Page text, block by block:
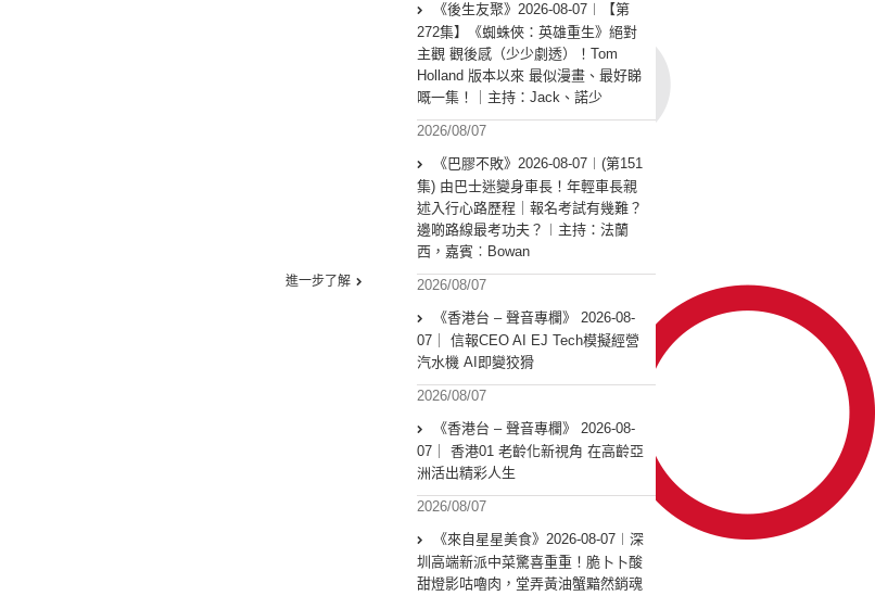
進一步了解
《後生友聚》2026-08-07︱【第
272集】《蜘蛛俠：英雄重生》絕對
主觀 觀後感（少少劇透）！Tom
Holland 版本以來 最似漫畫、最好睇
嘅一集！｜主持：Jack、諾少
2026/08/07
《巴膠不敗》2026-08-07︱(第151
集) 由巴士迷變身車長！年輕車長親
述入行心路歷程｜報名考試有幾難？
邊啲路線最考功夫？︱主持：法蘭
西，嘉賓︰Bowan
2026/08/07
《香港台 – 聲音專欄》 2026-08-
07｜ 信報CEO AI EJ Tech模擬經營
汽水機 AI即變狡猾
2026/08/07
《香港台 – 聲音專欄》 2026-08-
07｜ 香港01 老齡化新視角 在高齡亞
洲活出精彩人生
2026/08/07
《來自星星美食》2026-08-07︱深
圳高端新派中菜驚喜重重！脆卜卜酸
甜燈影咕嚕肉，堂弄黃油蟹黯然銷魂